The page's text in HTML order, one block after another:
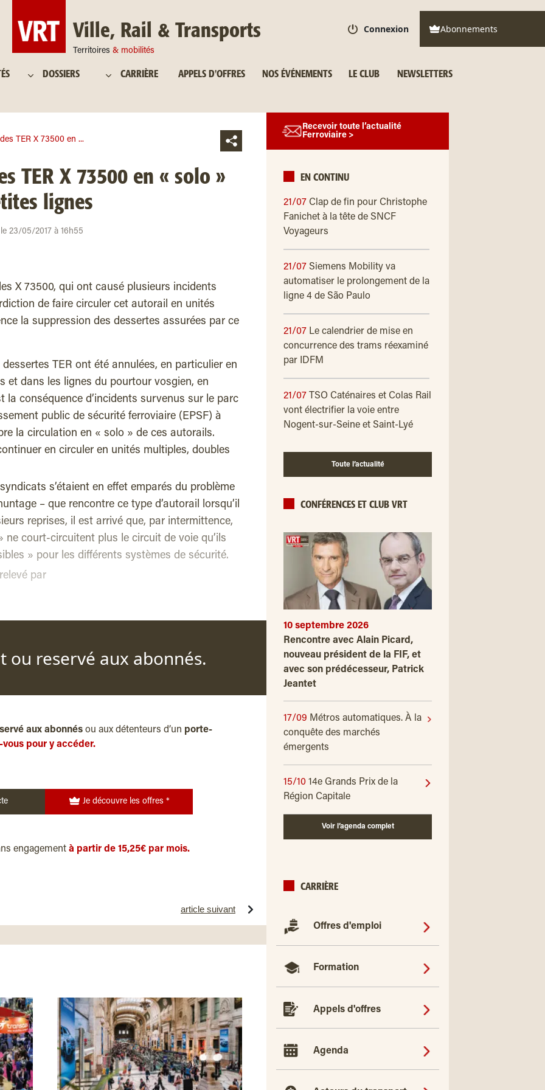
Ville, Rail & Transports
Territoires & mobilités
Connexion Abonnements
DOSSIERS CARRIÈRE APPELS D'OFFRES NOS ÉVÉNEMENTS LE CLUB NEWSLETTERS
TER X 73500 en ...
TER X 73500 en « solo »
lignes
23/05/2017 à 16h55
X 73500, qui ont causé plusieurs incidents
de faire circuler cet autorail en unités
la suppression des dessertes assurées par ce
TER ont été annulées, en particulier en
et dans les lignes du pourtour vosgien, en
la conséquence d’incidents survenus sur le parc
public de sécurité ferroviaire (EPSF) à
la circulation en « solo » de ces autorails.
en circuler en unités multiples, doubles
s’étaient en effet emparés du problème
– que rencontre ce type d’autorail lorsqu’il
reprises, il est arrivé que, par intermittence,
ne court-circuitent plus le circuit de voie qu’ils
» pour les différents systèmes de sécurité.
par
ou reservé aux abonnés.
aux abonnés ou aux détenteurs d’un porte-
pour y accéder.
Je découvre les offres *
engagement à partir de 15,25€ par mois.
article suivant
Recevoir toute l’actualité
Ferroviaire >
EN CONTINU
21/07 Clap de fin pour Christophe
Fanichet à la tête de SNCF
Voyageurs
21/07 Siemens Mobility va
automatiser le prolongement de la
ligne 4 de São Paulo
21/07 Le calendrier de mise en
concurrence des trams réexaminé
par IDFM
21/07
TSO Caténaires et Colas Rail
vont électrifier la voie entre
Nogent-sur-Seine et Saint-Lyé
Toute l’actualité
CONFÉRENCES ET CLUB VRT
10 septembre 2026
Rencontre avec Alain Picard,
nouveau président de la FIF, et
avec son prédécesseur, Patrick
Jeantet
17/09 Métros automatiques. À la
conquête des marchés
émergents
15/10 14e Grands Prix de la
Région Capitale
Voir l’agenda complet
CARRIÈRE
Offres d'emploi
Formation
Appels d'offres
Agenda